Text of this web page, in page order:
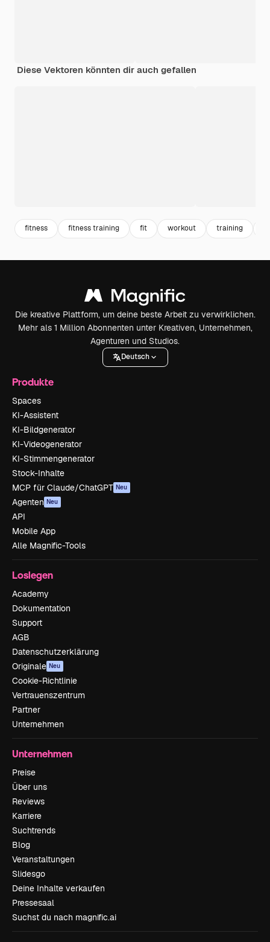
Diese Vektoren könnten dir auch gefallen
fitness fitness training fit workout training
Die kreative Plattform, um deine beste Arbeit zu verwirklichen.
Mehr als 1 Million Abonnenten unter Kreativen, Unternehmen,
Agenturen und Studios.
Deutsch
Produkte
Spaces
KI-Assistent
KI-Bildgenerator
KI-Videogenerator
KI-Stimmengenerator
Stock-Inhalte
MCP für Claude/ChatGPT Neu
Agenten Neu
API
Mobile App
Alle Magnific-Tools
Loslegen
Academy
Dokumentation
Support
AGB
Datenschutzerklärung
Originale Neu
Cookie-Richtlinie
Vertrauenszentrum
Partner
Unternehmen
Unternehmen
Preise
Über uns
Reviews
Karriere
Suchtrends
Blog
Veranstaltungen
Slidesgo
Deine Inhalte verkaufen
Pressesaal
Suchst du nach magnific.ai